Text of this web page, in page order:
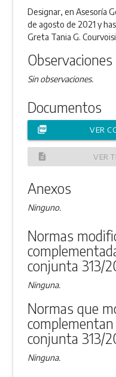
Designar, en Asesoría
de agosto de 2021 y
Greta Tania G.
Observaciones
Sin observaciones.
Documentos
picture_as_pdf VER
description VER
Anexos
Ninguno.
Normas
conjunta 313/
Ninguna.
Normas que
conjunta 313/
Ninguna.